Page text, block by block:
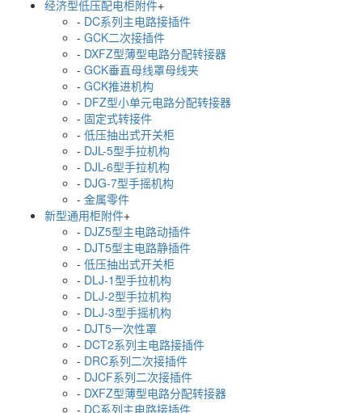
经济型低压配电柜附件+
- DC系列主电路接插件
- GCK二次接插件
- DXFZ型薄型电路分配转接器
- GCK垂直母线罩母线夹
- GCK推进机构
- DFZ型小单元电路分配转接器
- 固定式转接件
- 低压抽出式开关柜
- DJL-5型手拉机构
- DJL-6型手拉机构
- DJG-7型手摇机构
- 金属零件
新型通用柜附件+
- DJZ5型主电路动插件
- DJT5型主电路静插件
- 低压抽出式开关柜
- DLJ-1型手拉机构
- DLJ-2型手拉机构
- DLJ-3型手摇机构
- DJT5一次性罩
- DCT2系列主电路接插件
- DRC系列二次接插件
- DJCF系列二次接插件
- DXFZ型薄型电路分配转接器
- DC系列主电路接插件